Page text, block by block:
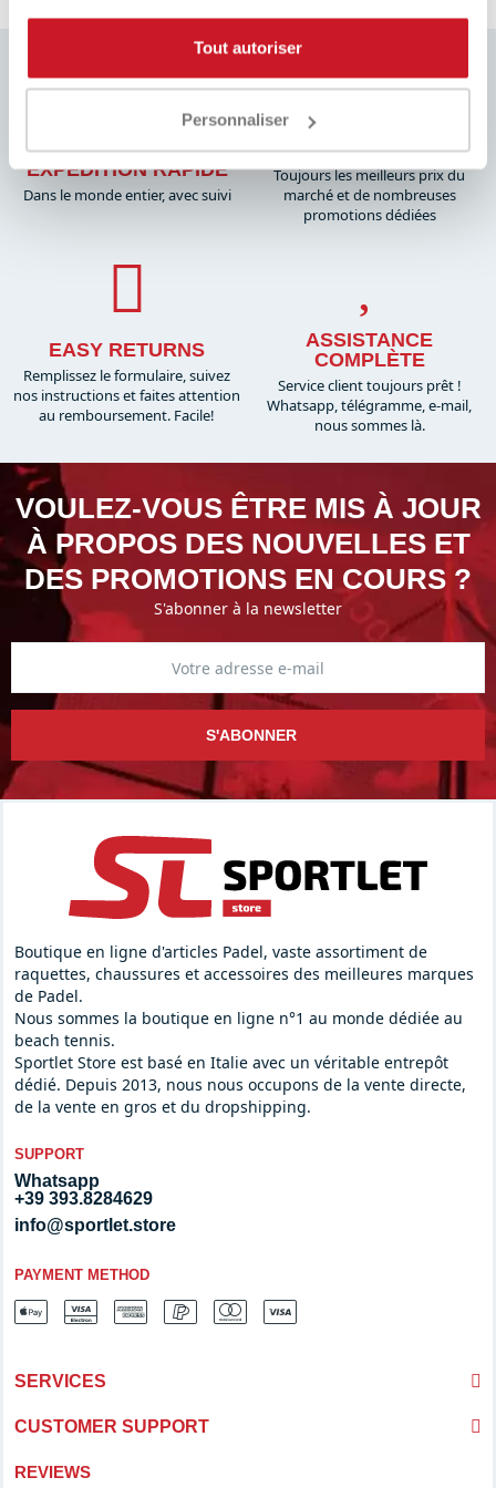
Tout autoriser
Personnaliser
et paiement en plusieurs fois. Faites confiance à la qualité
Sportlet Store pour votre prochain achat.
EXPÉDITION RAPIDE
Dans le monde entier, avec suivi
MEILLEUR PRIX
Toujours les meilleurs prix du
marché et de nombreuses
promotions dédiées
EASY RETURNS
Remplissez le formulaire, suivez
nos instructions et faites attention
au remboursement. Facile!
ASSISTANCE
COMPLÈTE
Service client toujours prêt !
Whatsapp, télégramme, e-mail,
nous sommes là.​
VOULEZ-VOUS ÊTRE MIS À JOUR
À PROPOS DES NOUVELLES ET
DES PROMOTIONS EN COURS ?
S'abonner à la newsletter
S'ABONNER
Boutique en ligne d'articles Padel, vaste assortiment de
raquettes, chaussures et accessoires des meilleures marques
de Padel.
Nous sommes la boutique en ligne n°1 au monde dédiée au
beach tennis.
Sportlet Store est basé en Italie avec un véritable entrepôt
dédié. Depuis 2013, nous nous occupons de la vente directe,
de la vente en gros et du dropshipping.
SUPPORT
Whatsapp
+39 393.8284629
info@sportlet.store
PAYMENT METHOD
SERVICES
CUSTOMER SUPPORT
REVIEWS